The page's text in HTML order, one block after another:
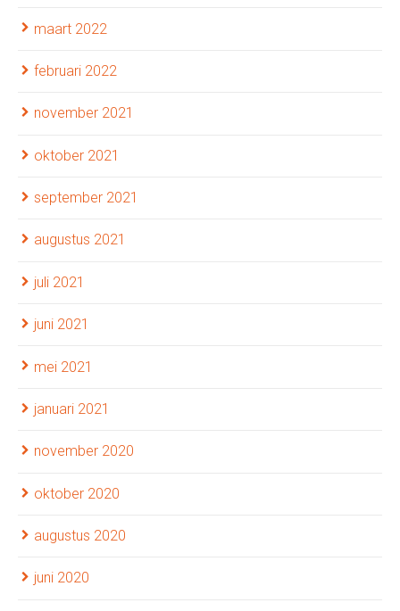
maart 2022
februari 2022
november 2021
oktober 2021
september 2021
augustus 2021
juli 2021
juni 2021
mei 2021
januari 2021
november 2020
oktober 2020
augustus 2020
juni 2020